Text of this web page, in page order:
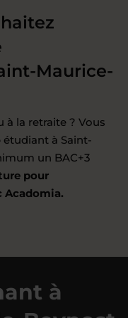
Maurice-
à la retraite ? Vous
à Saint-
un BAC+3
pour
Acadomia.
à